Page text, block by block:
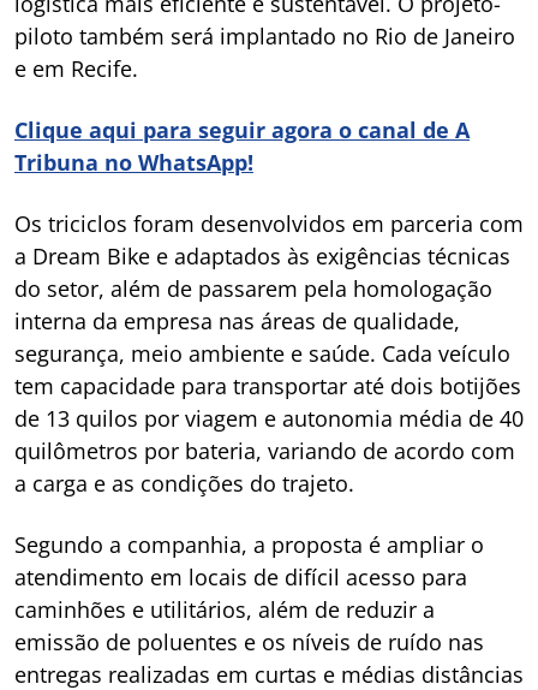
piloto também será implantado no Rio de Janeiro
e em Recife.
Clique aqui para seguir agora o canal de A
Tribuna no WhatsApp!
Os triciclos foram desenvolvidos em parceria com
a Dream Bike e adaptados às exigências técnicas
do setor, além de passarem pela homologação
interna da empresa nas áreas de qualidade,
segurança, meio ambiente e saúde. Cada veículo
tem capacidade para transportar até dois botijões
de 13 quilos por viagem e autonomia média de 40
quilômetros por bateria, variando de acordo com
a carga e as condições do trajeto.
Segundo a companhia, a proposta é ampliar o
atendimento em locais de difícil acesso para
caminhões e utilitários, além de reduzir a
emissão de poluentes e os níveis de ruído nas
entregas realizadas em curtas e médias distâncias